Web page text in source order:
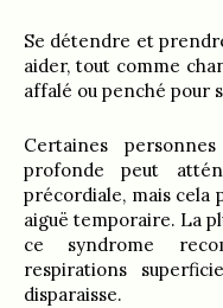
Se détendre et
aider, tout comme
affalé ou penché pour
Certaines
profonde peut
précordiale, mais cela
aiguë temporaire. La
ce syndrome
respirations
disparaisse.